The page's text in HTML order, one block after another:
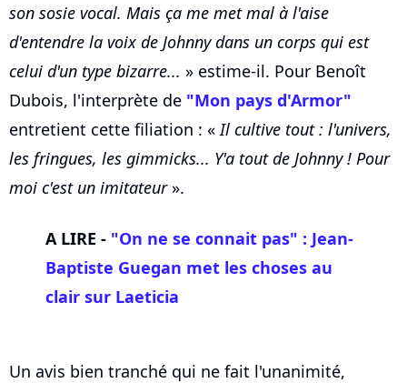
son sosie vocal. Mais ça me met mal à l'aise
d'entendre la voix de Johnny dans un corps qui est
celui d'un type bizarre... » estime-il. Pour Benoît
Dubois, l'interprète de "Mon pays d'Armor"
entretient cette filiation : «Il cultive tout : l'univers,
les fringues, les gimmicks... Y'a tout de Johnny ! Pour
moi c'est un imitateur».
A LIRE - "On ne se connait pas" : Jean-
Baptiste Guegan met les choses au
clair sur Laeticia
Un avis bien tranché qui ne fait l'unanimité,